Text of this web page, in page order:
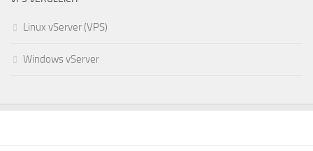
Linux vServer (VPS)
Windows vServer